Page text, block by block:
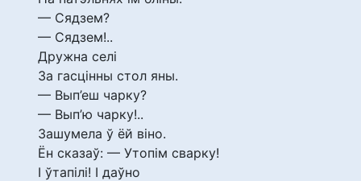
— Сядзем?
— Сядзем!..
Дружна селі
За гасцінны стол яны.
— Вып’еш чарку?
— Вып’ю чарку!..
Зашумела ў ёй віно.
Ён сказаў: — Утопім сварку!
І ўтапілі! І даўно